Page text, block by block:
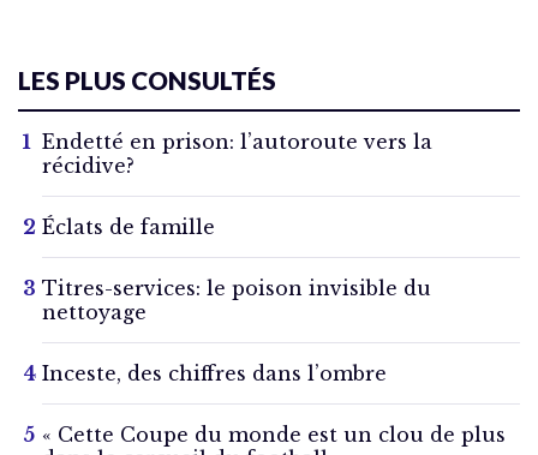
LES PLUS CONSULTÉS
Endetté en prison: l’autoroute vers la
récidive?
Éclats de famille
Titres-services: le poison invisible du
nettoyage
Inceste, des chiffres dans l’ombre
« Cette Coupe du monde est un clou de plus